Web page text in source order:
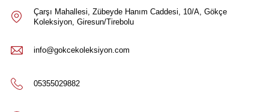
Çarşı Mahallesi, Zübeyde Hanım Caddesi, 10/A, Gökçe
Koleksiyon, Giresun/Tirebolu
info@gokcekoleksiyon.com
05355029882